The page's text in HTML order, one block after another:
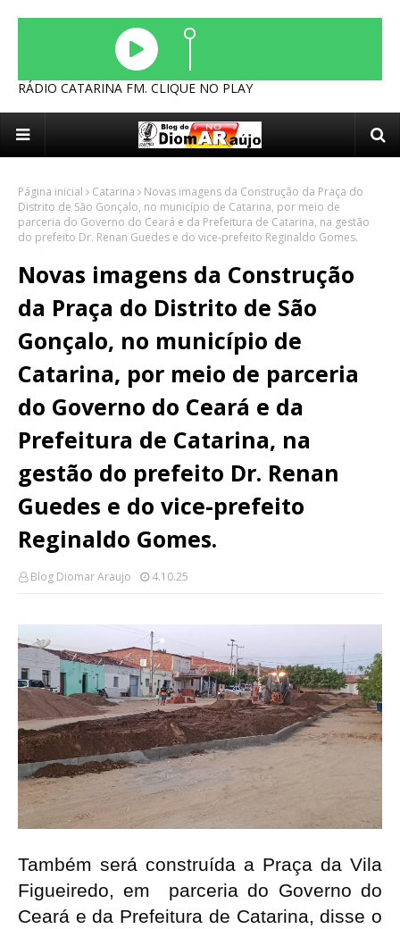
RÁDIO CATARINA FM. CLIQUE NO PLAY
Página inicial Catarina
Novas imagens da Construção da Praça do
Distrito de São Gonçalo, no município de Catarina, por meio de
parceria do Governo do Ceará e da Prefeitura de Catarina, na gestão
do prefeito Dr. Renan Guedes e do vice-prefeito Reginaldo Gomes.
Novas imagens da Construção
da Praça do Distrito de São
Gonçalo, no município de
Catarina, por meio de parceria
do Governo do Ceará e da
Prefeitura de Catarina, na
gestão do prefeito Dr. Renan
Guedes e do vice-prefeito
Reginaldo Gomes.
Blog Diomar Araujo 4.10.25
Também será construída a Praça da Vila
Figueiredo, em parceria do Governo do
Ceará e da Prefeitura de Catarina, disse o